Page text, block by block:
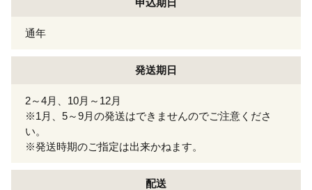
通年
発送期日
2～4月、10月～12月
※1月、5～9月の発送はできませんのでご注意くださ
い。
※発送時期のご指定は出来かねます。
配送